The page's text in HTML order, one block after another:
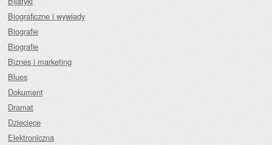
Biograficzne i wywiady
Biografie
Biografie
Biznes i marketing
Blues
Dokument
Dramat
Dziecięce
Elektroniczna